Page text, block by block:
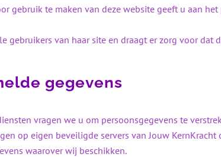
gebruik te maken van deze website geeft u aan
gebruikers van haar site en draagt er zorg voor
gegevens
vragen we u om persoonsgegevens te
op eigen beveiligde servers van Jouw
waarover wij beschikken.